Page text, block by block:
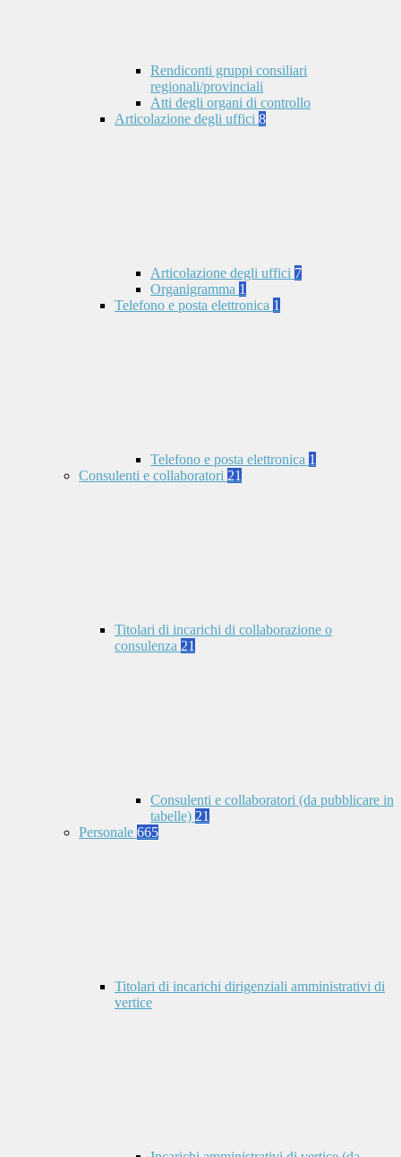
Rendiconti gruppi consiliari
regionali/provinciali
Atti degli organi di controllo
Articolazione degli uffici 8
Articolazione degli uffici 7
Organigramma 1
Telefono e posta elettronica 1
Telefono e posta elettronica 1
Consulenti e collaboratori 21
Titolari di incarichi di collaborazione o
consulenza 21
Consulenti e collaboratori (da pubblicare in
tabelle) 21
Personale 665
Titolari di incarichi dirigenziali amministrativi di
vertice